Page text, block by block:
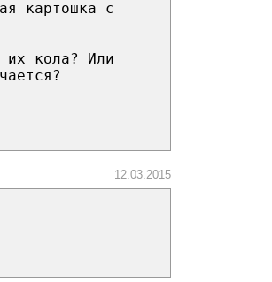
картошка с
кола? Или
12.03.2015